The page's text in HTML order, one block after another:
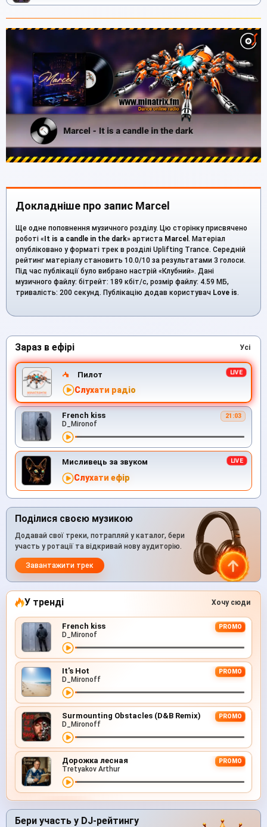
Докладніше про запис Marcel
Ще одне поповнення музичного розділу. Цю сторінку присвячено
роботі «It is a candle in the dark» артиста Marcel . Матеріал
опубліковано у форматі трек в розділі Uplifting Trance. Середній
рейтинг матеріалу становить 10.0/10 за результатами 3 голоси.
Під час публікації було вибрано настрій «Клубний». Дані
музичного файлу: бітрейт: 189 кбіт/с, розмір файлу: 4.59 МБ,
тривалість: 200 секунд. Публікацію додав користувач Love is.
Зараз в ефірі Усі
Пилот
Слухати радіо
French kiss 21:03
D_Mironof
Мисливець за звуком
Слухати ефір
Поділися своєю музикою
Додавай свої треки, потрапляй у каталог, бери
участь у ротації та відкривай нову аудиторію.
Завантажити трек
У тренді Хочу сюди
French kiss PROMO
D_Mironof
It's Hot PROMO
D_Mironoff
Surmounting Obstacles (D&B Remix) PROMO
D_Mironoff
Дорожка лесная PROMO
Tretyakov Arthur
Бери участь у DJ-рейтингу